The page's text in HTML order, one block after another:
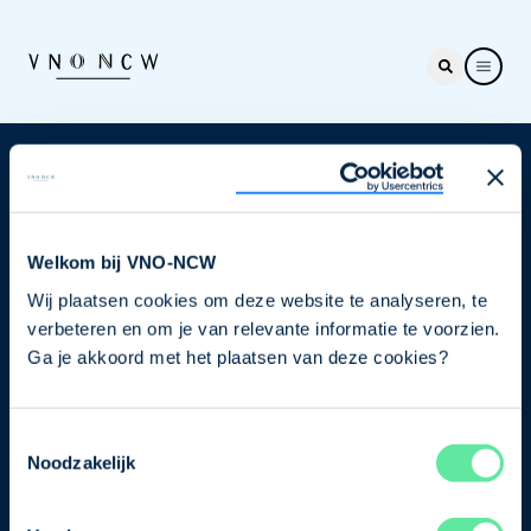
Welkom bij VNO-NCW
Wij plaatsen cookies om deze website te analyseren, te
verbeteren en om je van relevante informatie te voorzien.
Ga je akkoord met het plaatsen van deze cookies?
Noodzakelijk
Nieuwsbrief
je nu in voor de VNO-NCW nieuwsbrief.
Schrijf je in
Direct naar
Ons verhaal